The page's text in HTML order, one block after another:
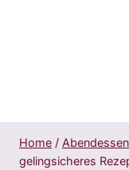
Home / Abendessen
gelingsicheres